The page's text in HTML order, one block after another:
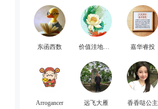
东函西数 价值洼地工程师 嘉华睿投
Arrogancer 远飞大雁 香香哒公主